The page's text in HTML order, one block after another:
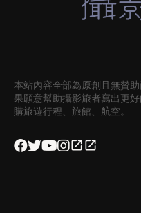
本站內容全部為原創且無贊
果願意幫助攝影旅者寫出更
購旅遊行程、旅館、航空。